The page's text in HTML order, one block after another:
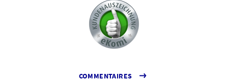
COMMENTAIRES